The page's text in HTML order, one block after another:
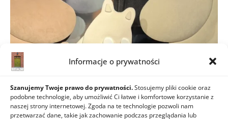
Informacje o prywatności
Szanujemy Twoje prawo do prywatności.Stosujemy pliki cookie oraz
podobne technologie, aby umożliwić Ci łatwe i komfortowe korzystanie z
naszej strony internetowej. Zgoda na te technologie pozwoli nam
przetwarzać dane, takie jak zachowanie podczas przeglądania lub
Marcin Pyda – artysta wielofunkcyjny
27 marca 2025